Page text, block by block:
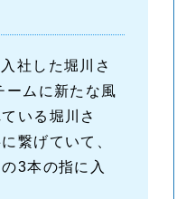
社した堀川さ
ームに新たな風
いる堀川さ
繋げていて、
3本の指に入